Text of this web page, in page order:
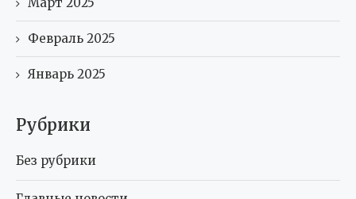
Февраль 2025
Январь 2025
Рубрики
Без рубрики